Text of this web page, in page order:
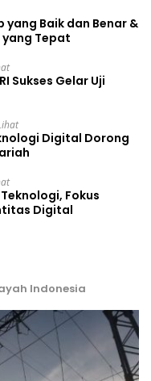
Baik dan Benar &
Tepat
Sukses Gelar Uji
Digital Dorong
Fokus
Digital
Indonesia